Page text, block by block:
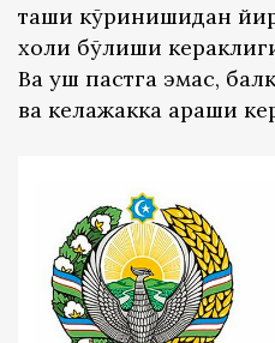
ташқи кўринишидан
холи бўлиши
Ва қуш пастга эмас,
ва келажакка қараши